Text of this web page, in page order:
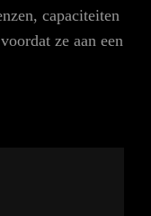
capaciteiten
ze aan een